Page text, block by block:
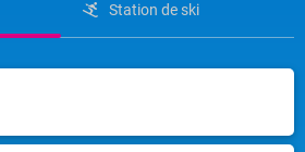
Station de ski